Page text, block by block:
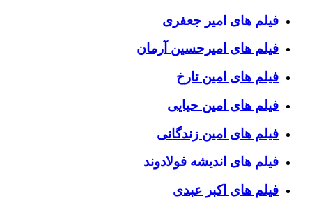
فیلم های امیر جعفری
فیلم های امیرحسین آرمان
فیلم های امین تارخ
فیلم های امین حیایی
فیلم های امین زندگانی
فیلم های اندیشه فولادوند
فیلم های اکبر عبدی